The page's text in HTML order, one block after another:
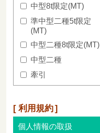
中型8t限定(MT)
準中型二種5t限定
(MT)
中型二種8t限定(MT)
中型二種
牽引
利用規約
個人情報の取扱